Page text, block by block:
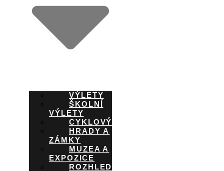
VÝLETY
ŠKOLNÍ
VÝLETY
CYKLOVÝLETY
HRADY A
ZÁMKY
MUZEA A
EXPOZICE
ROZHLEDNY